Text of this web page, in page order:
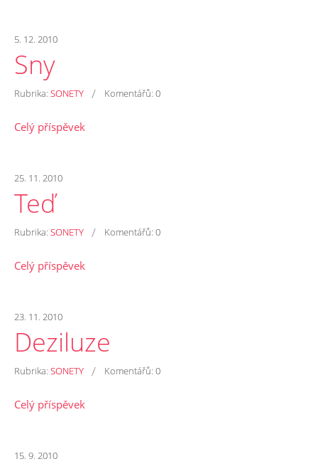
5. 12. 2010
Sny
Rubrika: SONETY / Komentářů: 0
Celý příspěvek
25. 11. 2010
Teď
Rubrika: SONETY / Komentářů: 0
Celý příspěvek
23. 11. 2010
Deziluze
Rubrika: SONETY / Komentářů: 0
Celý příspěvek
15. 9. 2010